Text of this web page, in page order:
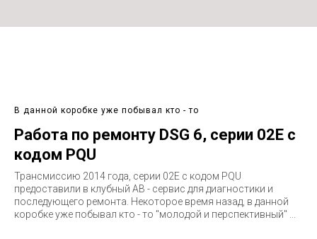
В данной коробке уже побывал кто - то
Работа по ремонту DSG 6, серии 02E с
кодом PQU
Трансмиссию 2014 года, серии 02E c кодом PQU
предоставили в клубный АВ - сервис для диагностики и
последующего ремонта. Некоторое время назад, в данной
коробке уже побывал кто - то "молодой и перспективный" ...